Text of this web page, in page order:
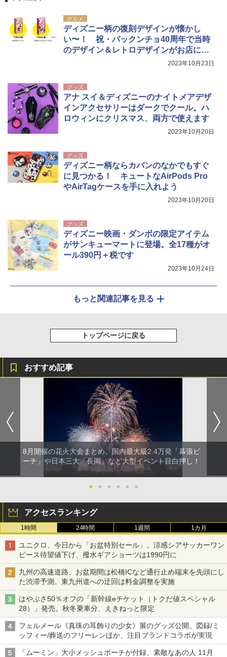
ンパクト多機能設計 持ち運び便利 アウトド
ア/オフィス/教育現場/展示会用 緑
￥1,180
ブラックラバーコーティング UPF50+ UVカ
ット 5000mm耐水圧 210D生地 遮光
￥6,579
グルメ
ディズニー柄の復刻デザインが懐かし
い〜！ 祝・パックンチョ40周年で当時
のデザイン＆レトロデザインがお店に並
2023年10月23日
グッズ
アナ スイ＆ディズニーのナイトメアデザ
インアクセサリーはダークでクール。ハ
ロウィンにクリスマス、両方で使えます
2023年10月20日
グッズ
ディズニー柄ならカバンのなかでもすぐ
に見つかる！ キュートなAirPods Pro
やAirTagケースを手に入れよう
2023年10月20日
グッズ
ディズニー映画・ダンボの限定アイテム
がサンキューマートに登場。全17種がオ
ール390円＋税です
2023年10月24日
もっと関連記事を見る
トップページに戻る
おすすめ記事
8月開催の花火大会まとめ。国内最大級2.4万発「幕張ビ
ーチ」や日本三大「長岡」など大型イベント目白押し！
● ● ● ● ● ●
アクセスランキング
1時間 24時間 1週間 1カ月
ユニクロ、今日から「お盆特別セール」。涼感シアサッカーワン
ピース待望値下げ、撥水ギアショーツは1990円に
九州の高速道路、お盆期間は松橋ICなど通行止め端末を先頭にし
た渋滞予測。東九州道への迂回は料金調整を実施
はやぶさ50％オフの「新幹線eチケット（トクだ値スペシャル
28）」発売。秋冬乗車分、えきねっと限定
フェルメール《真珠の耳飾りの少女》展のグッズ公開。図録/ミ
ッフィー/葬送のフリーレンほか、注目ブランドコラボが実現
「ムーミン」大小メッシュポーチが付録、素敵なあの人 11月